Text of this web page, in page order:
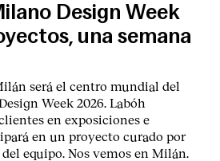
Design Week
una semana
será el centro mundial del
Week 2026. Labóh
en exposiciones e
en un proyecto curado por
equipo. Nos vemos en Milán.